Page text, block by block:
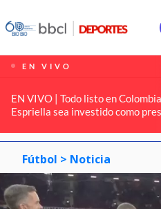
EN VIVO
EN VIVO | Todo listo en
Espriella sea investido como
Fútbol > Noticia